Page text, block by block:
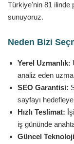
Türkiye'nin 81 ilinde
sunuyoruz.
Neden Bizi
Yerel Uzmanlık:
analiz eden
SEO Garantisi:
sayfayı
Hızlı Teslimat:
iş gününde
Güncel